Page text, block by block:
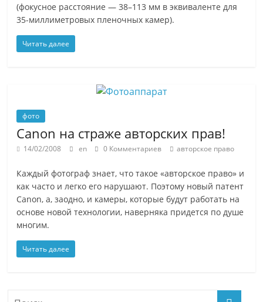
(фокусное расстояние — 38–113 мм в эквиваленте для
35-миллиметровых пленочных камер).
Читать далее
фото
Canon на страже авторских прав!
14/02/2008 en 0 Комментариев авторское право
Каждый фотограф знает, что такое «авторское право» и
как часто и легко его нарушают. Поэтому новый патент
Canon, а, заодно, и камеры, которые будут работать на
основе новой технологии, наверняка придется по душе
многим.
Читать далее